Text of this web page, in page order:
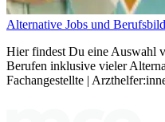
Alternative Jobs und
Hier findest Du eine Auswahl
Berufen inklusive vieler
Fachangestellte |